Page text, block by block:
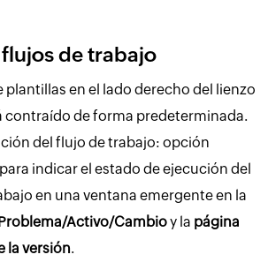
de trabajo
plantillas en el lado derecho del lienzo
contraído de forma predeterminada.
del flujo de trabajo: opción
indicar el estado de ejecución del
en una ventana emergente en la
Activo/Cambioy la página
la versión.